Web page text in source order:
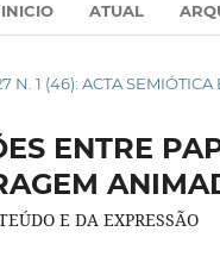
INICIO ATUAL
N. 1 (46): ACTA SEMIÓTICA
ENTRE
E DA EXPRESSÃO